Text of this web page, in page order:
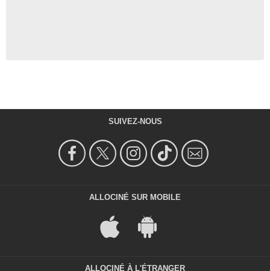
SUIVEZ-NOUS
ALLOCINÉ SUR MOBILE
ALLOCINÉ À L'ÉTRANGER